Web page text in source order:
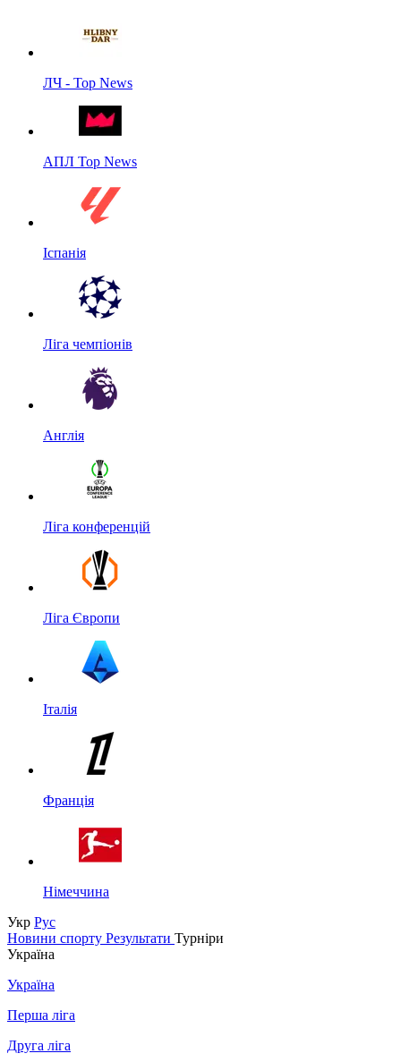
ЛЧ - Top News
АПЛ Top News
Іспанія
Ліга чемпіонів
Англія
Ліга конференцій
Ліга Європи
Італія
Франція
Німеччина
Укр Рус
Новини спорту Результати Турніри
Україна
Україна
Перша ліга
Друга ліга